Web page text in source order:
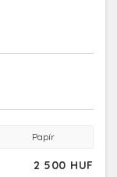
Papír
2 500 HUF